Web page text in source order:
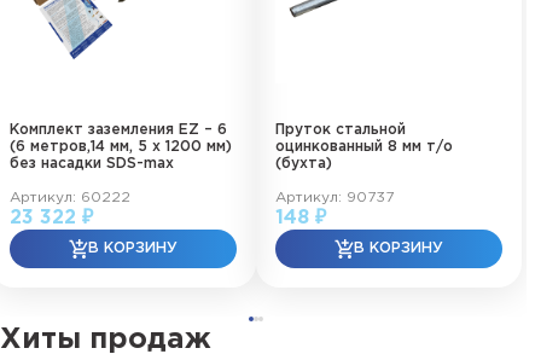
Комплект заземления EZ – 6
(6 метров,14 мм, 5 х 1200 мм)
без насадки SDS-max
Артикул: 60222
23 322 ₽
Пруток стальной
оцинкованный 8 мм т/о
(бухта)
Артикул: 90737
148 ₽
Хиты продаж